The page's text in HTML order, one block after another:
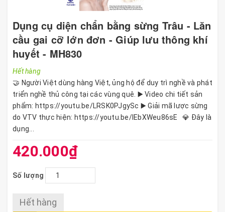
Dụng cụ diện chẩn bằng sừng Trâu - Lăn
cầu gai cỡ lớn đơn - Giúp lưu thông khí
huyết - MH830
Hết hàng
🤝 Người Việt dùng hàng Việt, ủng hộ để duy trì nghề và phát
triển nghề thủ công tại các vùng quê. ▶️ Video chi tiết sản
phẩm: https://youtu.be/LRSK0PJgySc ▶️ Giải mã lược sừng
do VTV thực hiện: https://youtu.be/lEbXWeu86sE 💎 Đây là
dụng...
420.000₫
Số lượng
Hết hàng